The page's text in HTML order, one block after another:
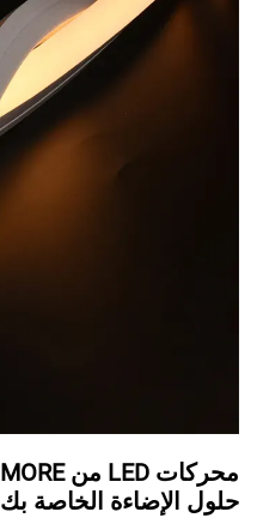
حلول الإضاءة الخاصة بك